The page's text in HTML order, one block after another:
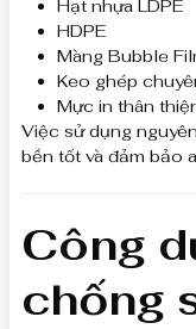
Hạt nhựa LDPE
HDPE
Màng Bubble
Keo ghép
Mực in thân
Việc sử dụng
bền tốt và đảm bảo
Công
chống